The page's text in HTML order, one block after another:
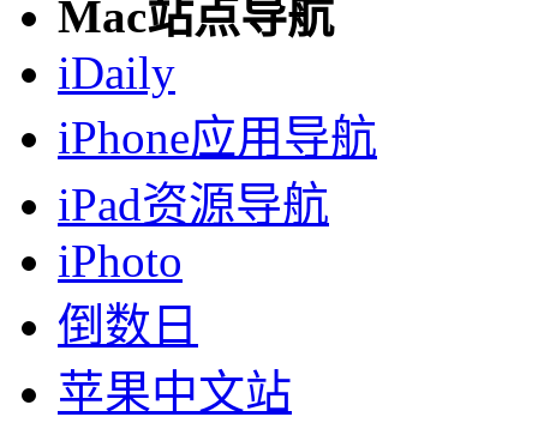
Mac站点导航
iDaily
iPhone应用导航
iPad资源导航
iPhoto
倒数日
苹果中文站